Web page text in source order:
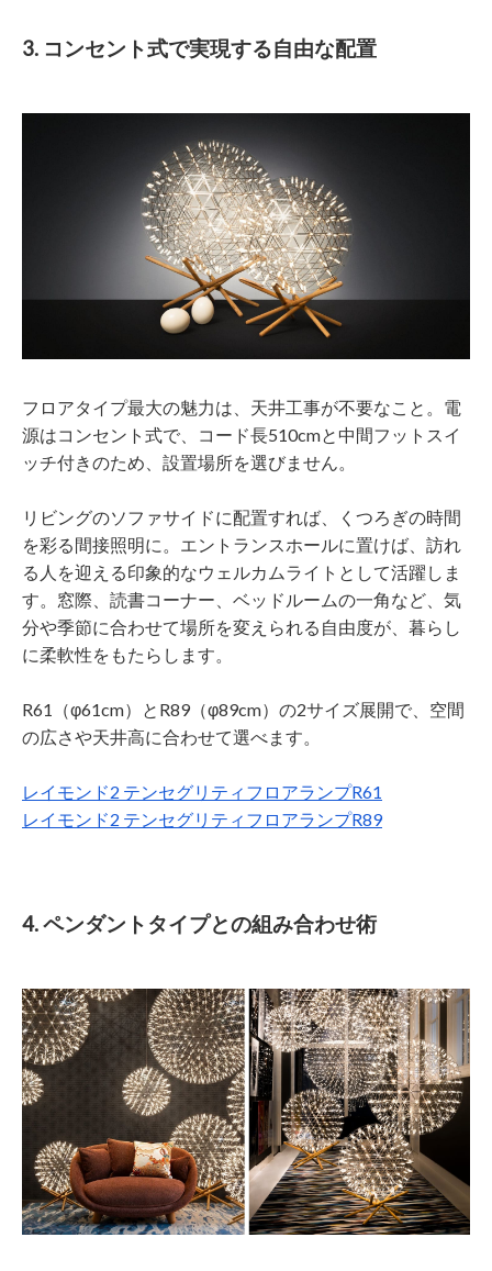
3. コンセント式で実現する自由な配置
フロアタイプ最大の魅力は、天井工事が不要なこと。電
源はコンセント式で、コード長510cmと中間フットスイ
ッチ付きのため、設置場所を選びません。
リビングのソファサイドに配置すれば、くつろぎの時間
を彩る間接照明に。エントランスホールに置けば、訪れ
る人を迎える印象的なウェルカムライトとして活躍しま
す。窓際、読書コーナー、ベッドルームの一角など、気
分や季節に合わせて場所を変えられる自由度が、暮らし
に柔軟性をもたらします。
R61（φ61cm）とR89（φ89cm）の2サイズ展開で、空間
の広さや天井高に合わせて選べます。
レイモンド2 テンセグリティフロアランプR61
レイモンド2 テンセグリティフロアランプR89
4. ペンダントタイプとの組み合わせ術